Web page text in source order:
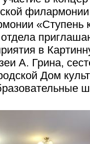
филармонии
«Ступень
в
А. Грина,
Дом